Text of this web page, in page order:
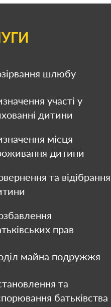
шлюбу
участі у
дитини
місця
дитини
та відібрання
прав
майна подружжя
та
батьківства